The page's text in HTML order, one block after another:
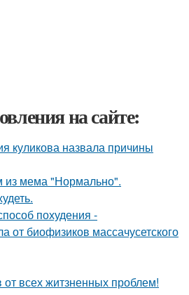
на сайте:
куликова назвала причины
из мема "Нормально".
похудения -
от биофизиков массачусетского
от всех житзненных проблем!